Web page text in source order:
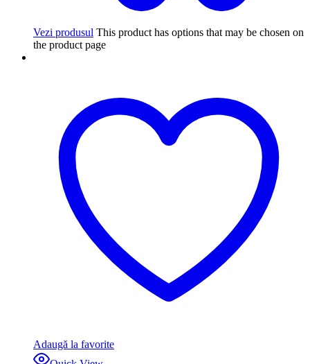
Vezi produsul This product has options that may be chosen on
the product page
Adaugă la favorite